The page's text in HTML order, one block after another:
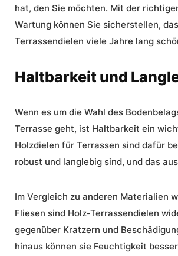
hat, den Sie möchten. Mit der
Wartung können Sie sicherstellen,
Terrassendielen viele Jahre lang
Haltbarkeit und
Wenn es um die Wahl des
Terrasse geht, ist Haltbarkeit ein
Holzdielen für Terrassen sind dafür
robust und langlebig sind, und das
Im Vergleich zu anderen Materialien
Fliesen sind Holz-Terrassendielen
gegenüber Kratzern und
hinaus können sie Feuchtigkeit